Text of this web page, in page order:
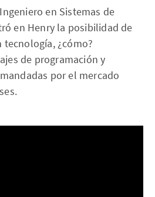
en Sistemas de
en Henry la posibilidad de
tecnología, ¿cómo?
de programación y
por el mercado